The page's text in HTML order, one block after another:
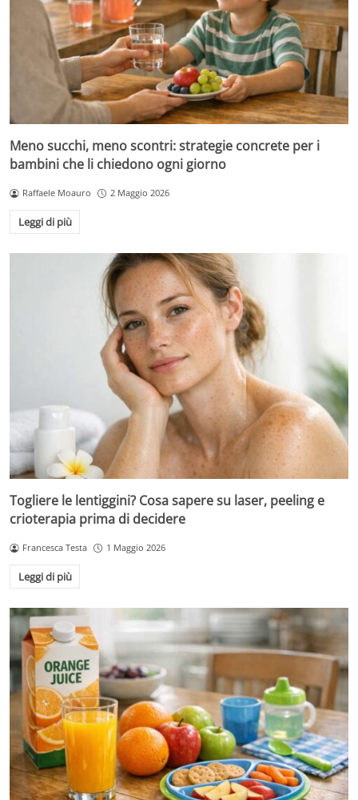
Meno succhi, meno scontri: strategie concrete per i
bambini che li chiedono ogni giorno
Raffaele Moauro 2 Maggio 2026
Leggi di più
Togliere le lentiggini? Cosa sapere su laser, peeling e
crioterapia prima di decidere
Francesca Testa 1 Maggio 2026
Leggi di più